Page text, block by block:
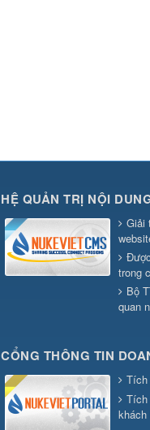
HỆ QUẢN TRỊ NỘI
Giải
trong
Bộ
quan
CỔNG THÔNG TIN
Tích
Tích
khách